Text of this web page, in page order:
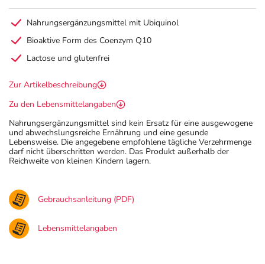
Nahrungsergänzungsmittel mit Ubiquinol
Bioaktive Form des Coenzym Q10
Lactose und glutenfrei
Zur Artikelbeschreibung
Zu den Lebensmittelangaben
Nahrungsergänzungsmittel sind kein Ersatz für eine ausgewogene
und abwechslungsreiche Ernährung und eine gesunde
Lebensweise. Die angegebene empfohlene tägliche Verzehrmenge
darf nicht überschritten werden. Das Produkt außerhalb der
Reichweite von kleinen Kindern lagern.
Gebrauchsanleitung (PDF)
Lebensmittelangaben